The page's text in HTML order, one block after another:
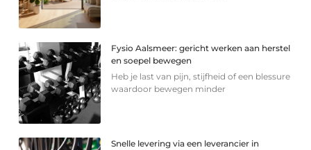
Fysio Aalsmeer: gericht werken aan herstel
en soepel bewegen
Heb je last van pijn, stijfheid of een blessure
waardoor bewegen minder
Snelle levering via een leverancier in